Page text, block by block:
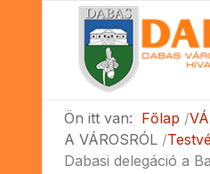
Ön itt van: Főlap
A VÁROSRÓL
Dabasi delegáció a